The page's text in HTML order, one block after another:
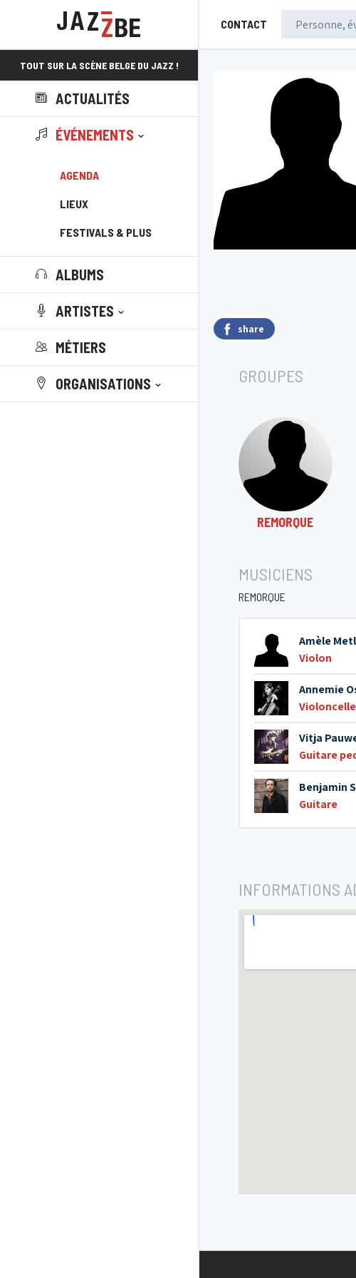
CONTACT
TOUT SUR LA SCÈNE BELGE DU JAZZ !
ACTUALITÉS
ÉVÉNEMENTS
AGENDA
LIEUX
FESTIVALS & PLUS
ALBUMS
ARTISTES
MÉTIERS
ORGANISATIONS
share
GROUPES
REMORQUE
MUSICIENS
REMORQUE
Amèle
Violon
Annemie
Violoncelle
Vitja
Guitare
Benjamin
Guitare
INFORMATIONS